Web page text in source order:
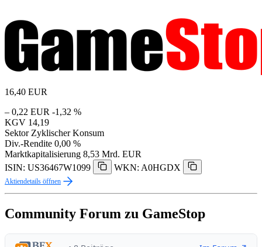
16,40 EUR
– 0,22 EUR -1,32 %
KGV 14,19
Sektor Zyklischer Konsum
Div.-Rendite 0,00 %
Marktkapitalisierung 8,53 Mrd. EUR
ISIN: US36467W1099
WKN: A0HGDX
Aktiendetails öffnen
Community Forum zu GameStop